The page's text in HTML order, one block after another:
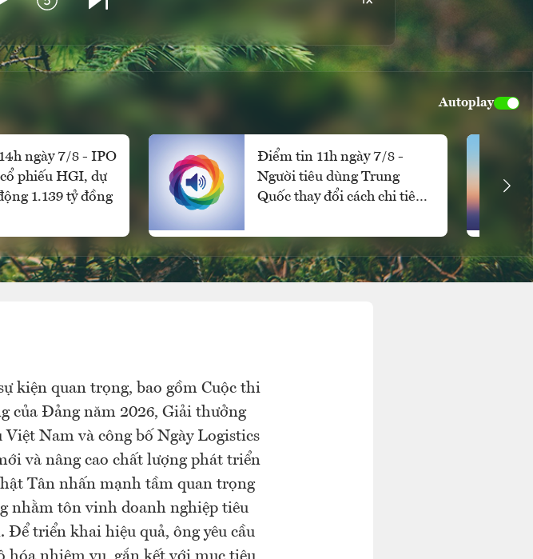
Autoplay
ngày 7/8 - IPO
phiếu HGI, dự
1.139 tỷ đồng
Điểm tin 11h ngày 7/8 -
Người tiêu dùng Trung
Quốc thay đổi cách chi tiêu
kiện quan trọng, bao gồm Cuộc thi
của Đảng năm 2026, Giải thưởng
Nam và công bố Ngày Logistics
và nâng cao chất lượng phát triển
Tân nhấn mạnh tầm quan trọng
nhằm tôn vinh doanh nghiệp tiêu
triển khai hiệu quả, ông yêu cầu